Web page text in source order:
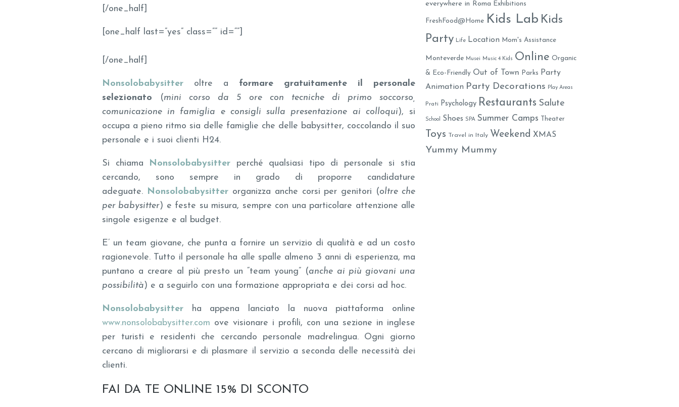
[/one_half]
[one_half last=”yes” class=”” id=“”]
[/one_half]
Nonsolobabysitter oltre a formare gratuitamente il personale
selezionato (mini corso da 5 ore con tecniche di primo soccorso,
comunicazione in famiglia e consigli sulla presentazione ai colloqui), si
occupa a pieno ritmo sia delle famiglie che delle babysitter, coccolando il suo
personale e i suoi clienti H24.
Si chiama Nonsolobabysitter perché qualsiasi tipo di personale si stia
cercando, sono sempre in grado di proporre candidature
adeguate. Nonsolobabysitterorganizza anche corsi per genitori (oltre che
per babysitter) e feste su misura, sempre con una particolare attenzione alle
singole esigenze e al budget.
E’ un team giovane, che punta a fornire un servizio di qualità e ad un costo
ragionevole. Tutto il personale ha alle spalle almeno 3 anni di esperienza, ma
puntano a creare al più presto un “team young” (anche ai più giovani una
possibilità) e a seguirlo con una formazione appropriata e dei corsi ad hoc.
Nonsolobabysitter ha appena lanciato la nuova piattaforma online
www.nonsolobabysitter.com ove visionare i profili, con una sezione in inglese
per turisti e residenti che cercando personale madrelingua. Ogni giorno
cercano di migliorarsi e di plasmare il servizio a seconda delle necessità dei
clienti.
FAI DA TE ONLINE 15% DI SCONTO
everywhere in Roma Exhibitions
FreshFood@Home Kids Lab Kids
Party Life Location Mom's Assistance
Monteverde Musei Music 4 Kids Online Organic
& Eco-Friendly Out of Town Parks
Party
Animation Party Decorations Play Areas
Prati Psychology Restaurants Salute
School Shoes SPA Summer Camps Theater
Toys Travel in Italy Weekend XMAS
Yummy Mummy